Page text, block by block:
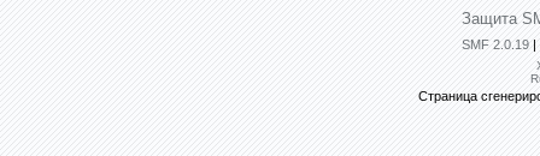
Защита
SMF 2.0.19 |
Страница